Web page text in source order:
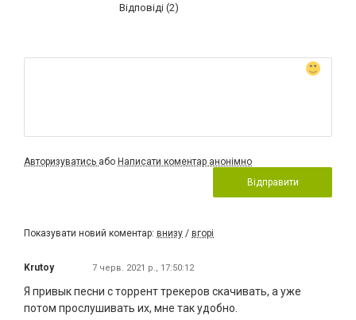
Відповіді (2)
Авторизуватись або Написати коментар анонімно
Відправити
Показувати новий коментар: внизу / вгорі
Krutoy 7 черв. 2021 р., 17:50:12
Я привык песни с торрент трекеров скачивать, а уже
потом прослушивать их, мне так удобно.